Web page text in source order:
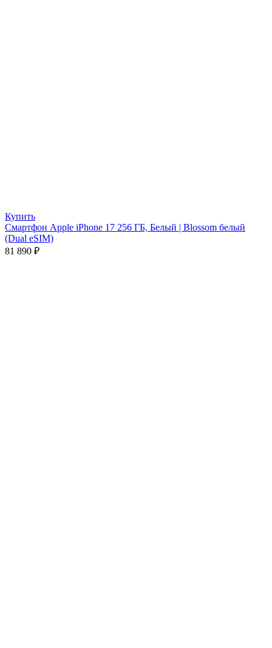
Купить
Смартфон Apple iPhone 17 256 ГБ, Белый | Blossom белый
(Dual eSIM)
81 890 ₽